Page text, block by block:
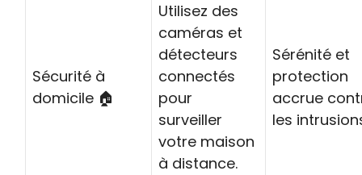
Sécurité à
domicile 🏠
Utilisez des
caméras et
détecteurs
connectés
pour
surveiller
votre maison
à distance.
Sérénité et
protection
accrue
les